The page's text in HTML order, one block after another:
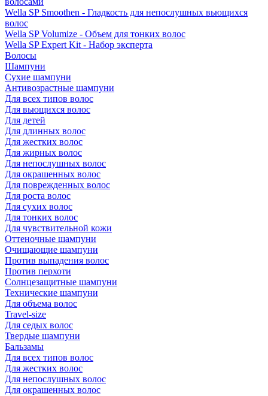
Wella SP Smoothen - Гладкость для непослушных вьющихся
волос
Wella SP Volumize - Объем для тонких волос
Wella SP Expert Kit - Набор эксперта
Волосы
Шампуни
Сухие шампуни
Антивозрастные шампуни
Для всех типов волос
Для вьющихся волос
Для детей
Для длинных волос
Для жестких волос
Для жирных волос
Для непослушных волос
Для окрашенных волос
Для поврежденных волос
Для роста волос
Для сухих волос
Для тонких волос
Для чувствительной кожи
Оттеночные шампуни
Очищающие шампуни
Против выпадения волос
Против перхоти
Солнцезащитные шампуни
Технические шампуни
Для объема волос
Travel-size
Для седых волос
Твердые шампуни
Бальзамы
Для всех типов волос
Для жестких волос
Для непослушных волос
Для окрашенных волос